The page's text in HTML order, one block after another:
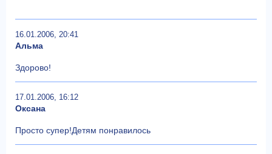
16.01.2006, 20:41
Альма
Здорово!
17.01.2006, 16:12
Оксана
Просто супер!Детям понравилось